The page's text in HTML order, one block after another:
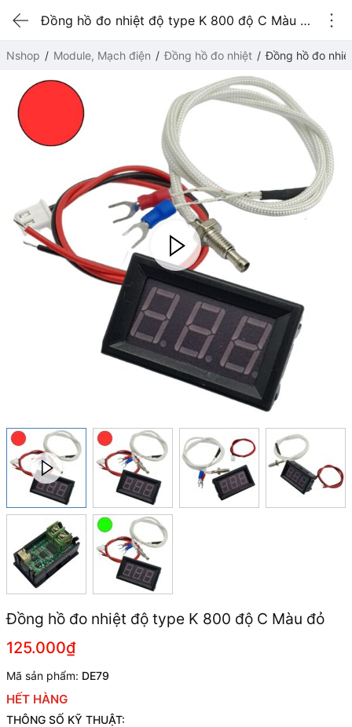
Đồng hồ đo nhiệt độ type K 800 độ C Màu đỏ
Nshop Module, Mạch điện Đồng hồ đo nhiệt Đồng hồ đo
Đồng hồ đo nhiệt độ type K 800 độ C Màu đỏ
125.000₫
Mã sản phẩm: DE79
HẾT HÀNG
THÔNG SỐ KỸ THUẬT: